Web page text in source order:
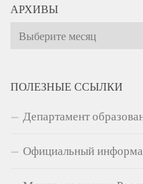
АРХИВЫ
Архивы
ПОЛЕЗНЫЕ ССЫЛКИ
Департамент
Официальный